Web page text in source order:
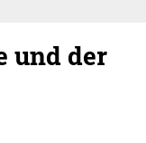
und der